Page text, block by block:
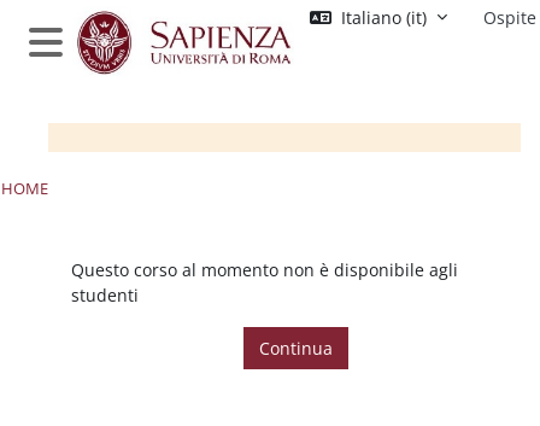
Vai al contenuto principale
Pannello laterale
Italiano ‎(it)‎ Ospite
HOME
Questo corso al momento non è disponibile agli
studenti
Continua